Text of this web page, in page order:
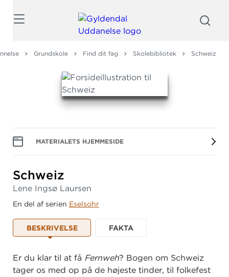
Grundskole Find dit fag Skolebibliotek Schweiz
MATERIALETS HJEMMESIDE
Schweiz
Lene Ingsø Laursen
En del af serien Eselsohr
BESKRIVELSE FAKTA
Er du klar til at få Fernweh? Bogen om Schweiz
tager os med op på de højeste tinder, til folkefest